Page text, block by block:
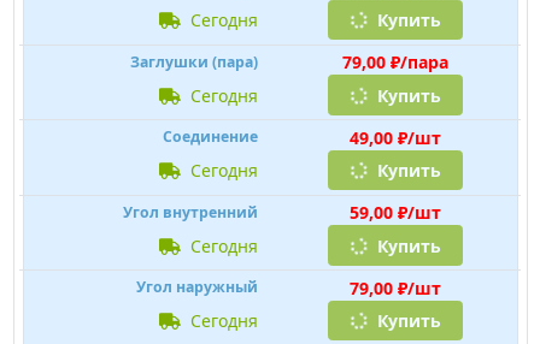
сегодня
Купить
Заглушки (пара)
79,00 ₽/пара
сегодня
Купить
Соединение
49,00 ₽/шт
сегодня
Купить
Угол внутренний
59,00 ₽/шт
сегодня
Купить
Угол наружный
79,00 ₽/шт
сегодня
Купить